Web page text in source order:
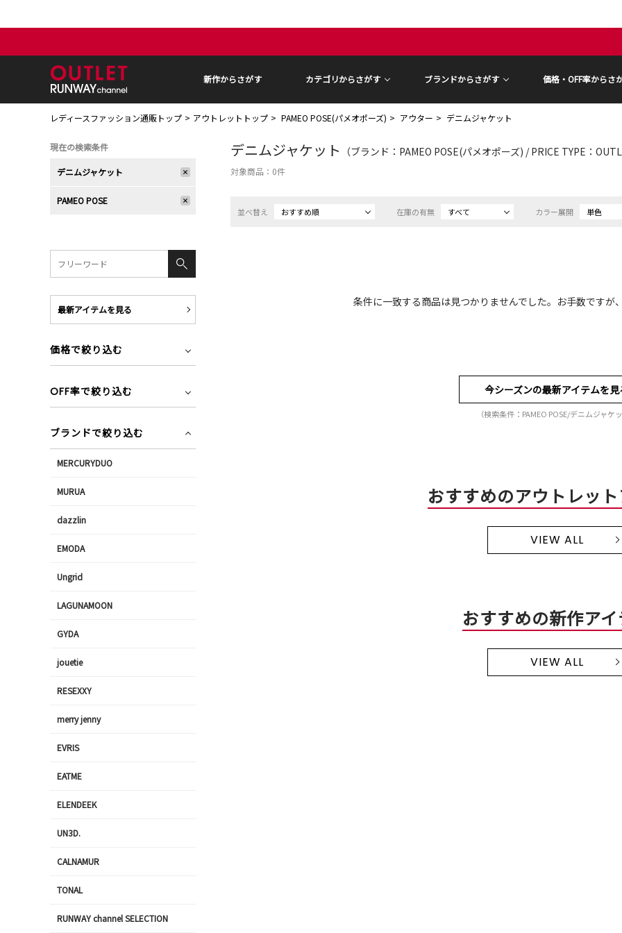
新作からさがす カテゴリからさがす ブランドからさがす 価格・OFF率からさ
レディースファッション通販トップ アウトレットトップ PAMEO POSE(パメオポーズ) アウター デニムジャケット
デニムジャケット （ブランド：PAMEO POSE(パメオポーズ) / PRICE TYPE：
対象商品： 0件
並べ替え おすすめ順 在庫の有無 すべて カラー展開 単色
条件に一致する商品は見つかりませんでした。お手数ですが
今シーズンの最新アイテムを見
（検索条件：PAMEO POSE/デニムジャケッ
おすすめのアウトレッ
VIEW ALL
おすすめの新作ア
VIEW ALL
現在の検索条件
デニムジャケット
PAMEO POSE
最新アイテムを見る
価格で絞り込む
OFF率で絞り込む
ブランドで絞り込む
MERCURYDUO
MURUA
dazzlin
EMODA
Ungrid
LAGUNAMOON
GYDA
jouetie
RESEXXY
merry jenny
EVRIS
EATME
ELENDEEK
UN3D.
CALNAMUR
TONAL
RUNWAY channel SELECTION